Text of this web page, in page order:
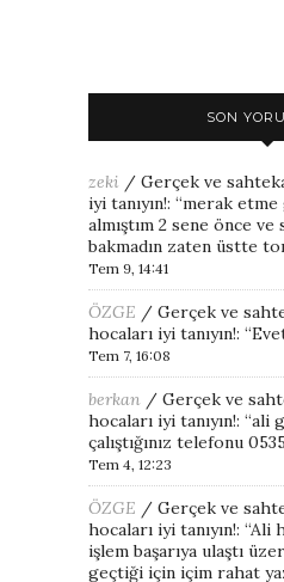
SON
zeki / Gerçek ve
iyi tanıyın!: “merak etme
almıştım 2 sene önce
bakmadın zaten üstte
Tem 9, 14:41
ÖZGE / Gerçek ve
hocaları iyi tanıyın!: “
Tem 7, 16:08
berkan / Gerçek ve
hocaları iyi tanıyın!: “ali
çalıştığınız telefonu
Tem 4, 12:23
ÖZGE / Gerçek ve
hocaları iyi tanıyın!: “Ali
işlem başarıya ulaştı
geçtiği için içim rahat